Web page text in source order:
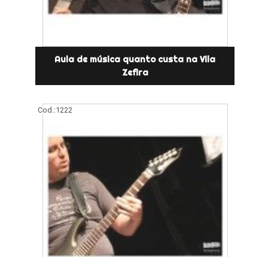
Aula de música quanto custa na Vila
Zefira
Cod.:1222